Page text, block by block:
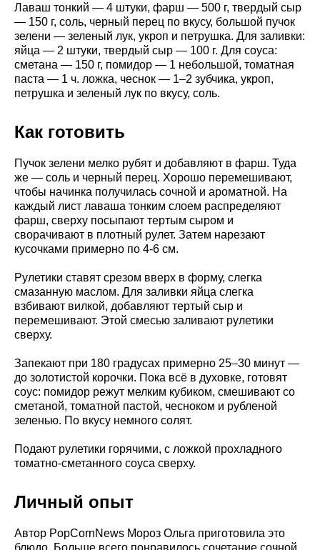
Лаваш тонкий — 4 штуки, фарш — 500 г, твердый сыр
— 150 г, соль, черный перец по вкусу, большой пучок
зелени — зеленый лук, укроп и петрушка. Для заливки:
яйца — 2 штуки, твердый сыр — 100 г. Для соуса:
сметана — 150 г, помидор — 1 небольшой, томатная
паста — 1 ч. ложка, чеснок — 1–2 зубчика, укроп,
петрушка и зеленый лук по вкусу, соль.
Как готовить
Пучок зелени мелко рубят и добавляют в фарш. Туда
же — соль и черный перец. Хорошо перемешивают,
чтобы начинка получилась сочной и ароматной. На
каждый лист лаваша тонким слоем распределяют
фарш, сверху посыпают тертым сыром и
сворачивают в плотный рулет. Затем нарезают
кусочками примерно по 4-6 см.
Рулетики ставят срезом вверх в форму, слегка
смазанную маслом. Для заливки яйца слегка
взбивают вилкой, добавляют тертый сыр и
перемешивают. Этой смесью заливают рулетики
сверху.
Запекают при 180 градусах примерно 25–30 минут —
до золотистой корочки. Пока всё в духовке, готовят
соус: помидор режут мелким кубиком, смешивают со
сметаной, томатной пастой, чесноком и рубленой
зеленью. По вкусу немного солят.
Подают рулетики горячими, с ложкой прохладного
томатно-сметанного соуса сверху.
Личный опыт
Автор PopCornNews Мороз Ольга приготовила это
блюдо. Больше всего понравилось сочетание сочной